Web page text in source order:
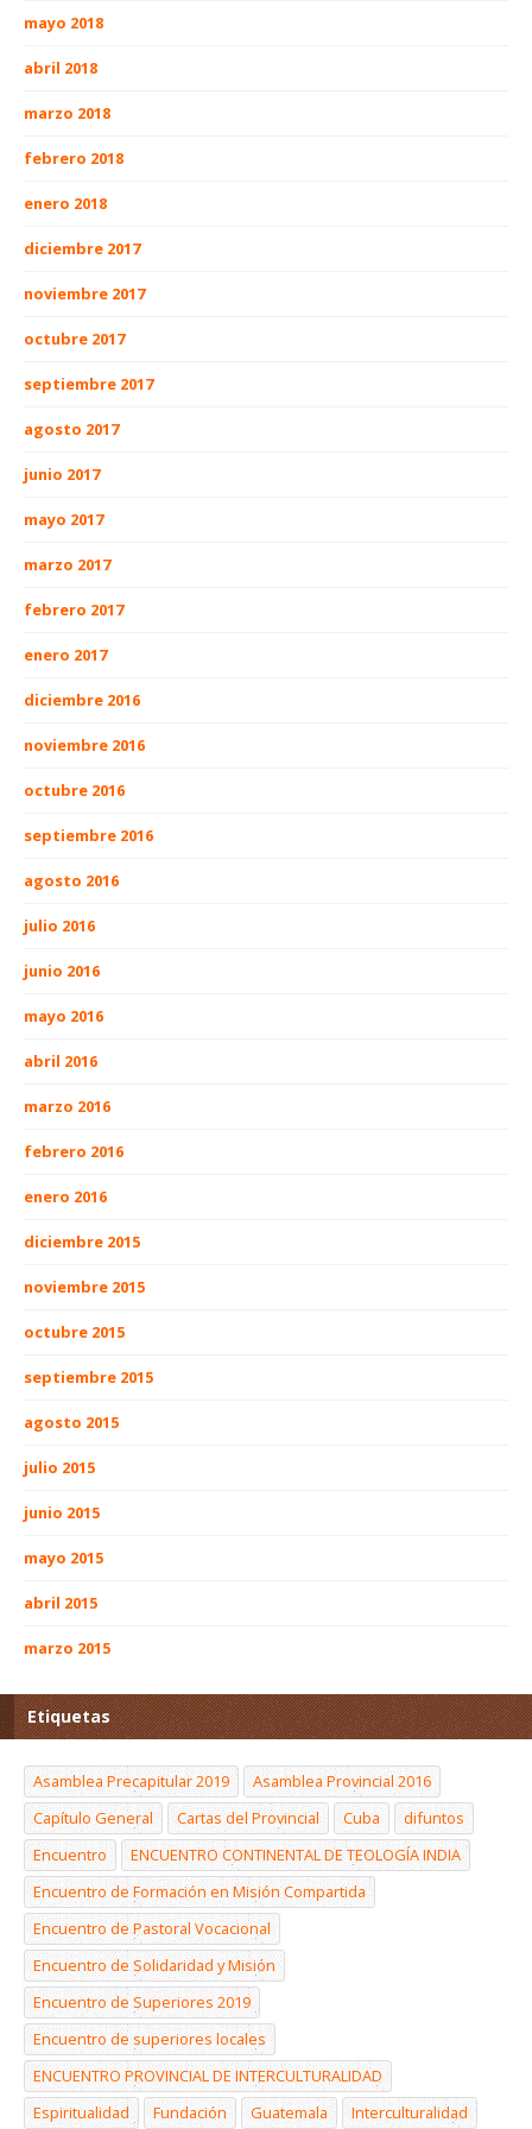
mayo 2018
abril 2018
marzo 2018
febrero 2018
enero 2018
diciembre 2017
noviembre 2017
octubre 2017
septiembre 2017
agosto 2017
junio 2017
mayo 2017
marzo 2017
febrero 2017
enero 2017
diciembre 2016
noviembre 2016
octubre 2016
septiembre 2016
agosto 2016
julio 2016
junio 2016
mayo 2016
abril 2016
marzo 2016
febrero 2016
enero 2016
diciembre 2015
noviembre 2015
octubre 2015
septiembre 2015
agosto 2015
julio 2015
junio 2015
mayo 2015
abril 2015
marzo 2015
Etiquetas
Asamblea Precapitular 2019
Asamblea Provincial 2016
Capítulo General
Cartas del Provincial Cuba
difuntos
Encuentro
ENCUENTRO CONTINENTAL DE TEOLOGÍA INDIA
Encuentro de Formación en Misión Compartida
Encuentro de Pastoral Vocacional
Encuentro de Solidaridad y Misión
Encuentro de Superiores 2019
Encuentro de superiores locales
ENCUENTRO PROVINCIAL DE INTERCULTURALIDAD
Espiritualidad
Fundación Guatemala Interculturalidad